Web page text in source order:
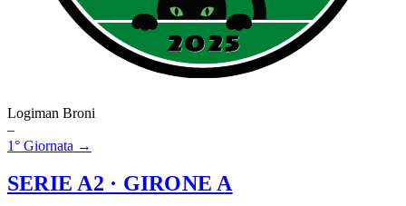
Logiman Broni
–
1° Giornata →
SERIE A2 · GIRONE A